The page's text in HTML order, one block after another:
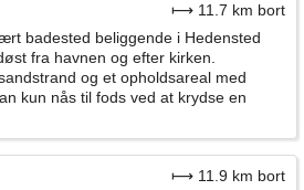
⟼ 11.7 km bort
badested beliggende i Hedensted
fra havnen og efter kirken.
og et opholdsareal med
kun nås til fods ved at krydse en
⟼ 11.9 km bort